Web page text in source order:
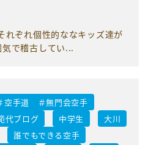
れぞれ個性的ななキッズ達が
で稽古してい...
手道 ＃無門会空手
代ブログ 中学生
大川
誰でもできる空手